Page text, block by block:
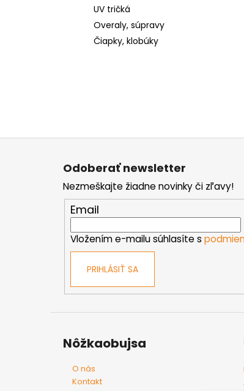
UV tričká
Overaly, súpravy
Čiapky, klobúky
Odoberať newsletter
Nezmeškajte žiadne novinky či zľavy!
Email
Vložením e-mailu súhlasíte s
PRIHLÁSIŤ SA
Nôžkaobujsa
O nás
Kontakt